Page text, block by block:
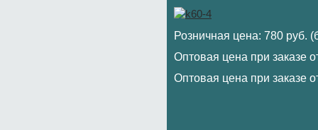
Розничная цена: 780 руб.
Оптовая цена при заказе
Оптовая цена при заказе